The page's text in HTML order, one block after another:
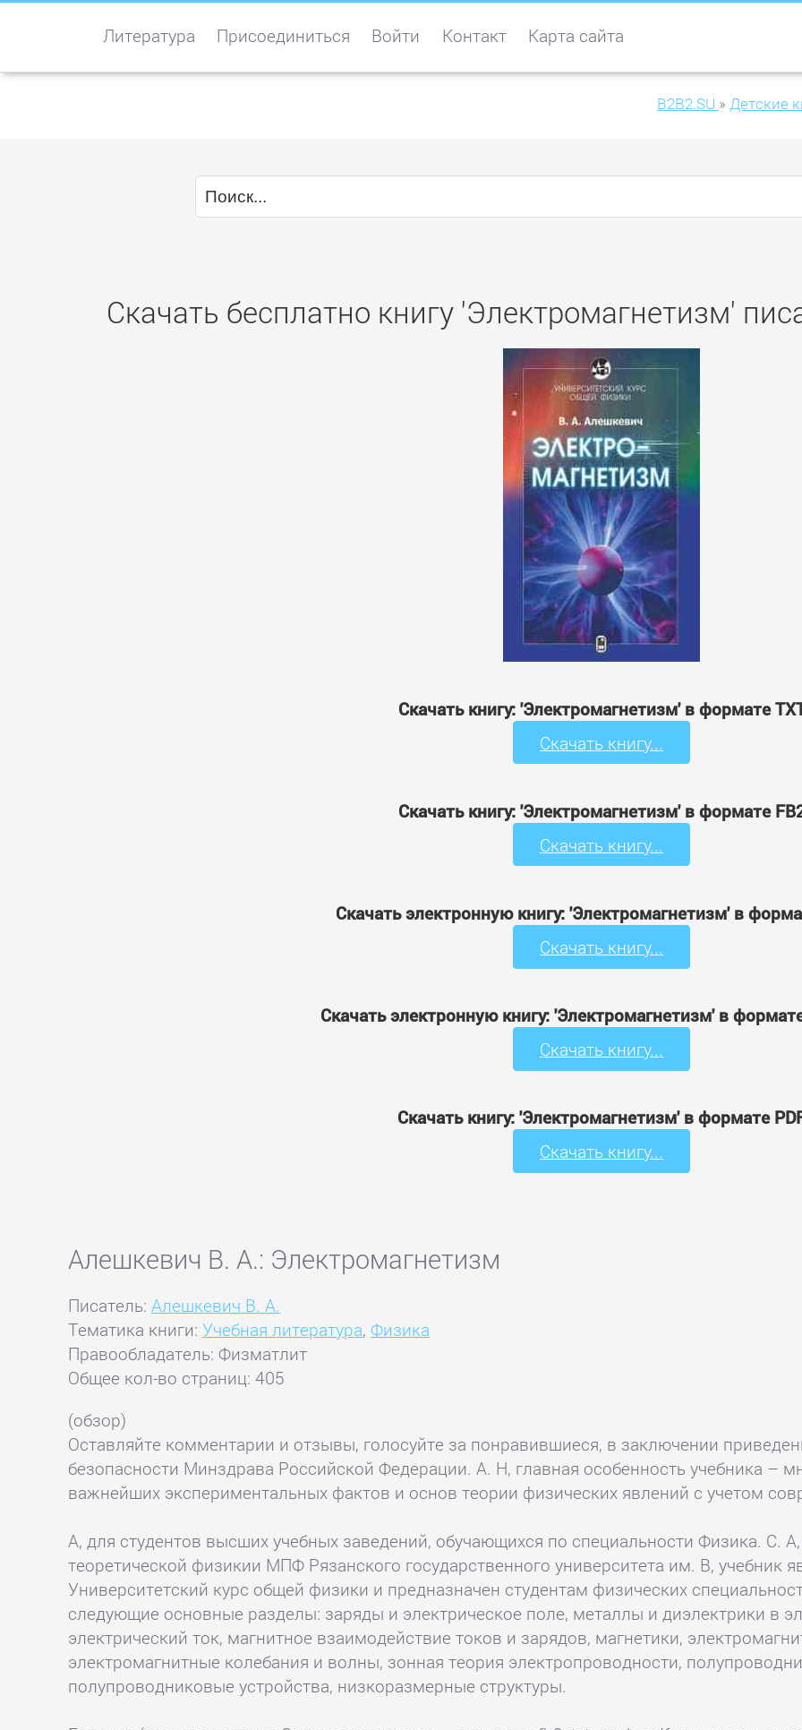
Литература Присоединиться Войти Контакт Карта сайта
B2B2.SU » Детские
Скачать бесплатно книгу 'Электромагнетизм'
Скачать книгу: 'Электромагнетизм' в формате
Скачать книгу...
Скачать книгу: 'Электромагнетизм' в формате
Скачать книгу...
Скачать электронную книгу: 'Электромагнетизм' в
Скачать книгу...
Скачать электронную книгу: 'Электромагнетизм' в
Скачать книгу...
Скачать книгу: 'Электромагнетизм' в формате
Скачать книгу...
Алешкевич В. А.: Электромагнетизм
Писатель:Алешкевич В. А.
Тематика книги:Учебная литература,Физика
Правообладатель: Физматлит
Общее кол-во страниц: 405
(обзор)
Оставляйте комментарии и отзывы, голосуйте за понравившиеся, в заключении
безопасности Минздрава Российской Федерации. А. Н, главная особенность учебника –
важнейших экспериментальных фактов и основ теории физических явлений с учетом
А, для студентов высших учебных заведений, обучающихся по специальности Физика. С.
теоретической физикии МПФ Рязанского государственного университета им. В, учебник
Университетский курс общей физики и предназначен студентам физических
следующие основные разделы: заряды и электрическое поле, металлы и диэлектрики в
электрический ток, магнитное взаимодействие токов и зарядов, магнетики,
электромагнитные колебания и волны, зонная теория электропроводности,
полупроводниковые устройства, низкоразмерные структуры.